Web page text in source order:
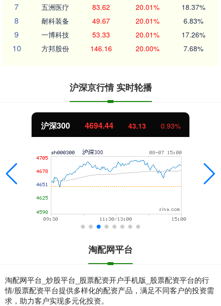
7 五洲医疗 83.62 20.01% 18.37%
8 耐科装备 49.67 20.01% 6.83%
9 一博科技 53.33 20.01% 17.26%
10 方邦股份 146.16 20.00% 7.68%
沪深京行情 实时轮播
沪深300 4694.44 43.13 0.93%
淘配网平台
淘配网平台_炒股平台_股票配资开户手机版_股票配资平台的行
情/股票配资平台提供多样化的配资产品，满足不同客户的投资需
求，助力客户实现多元化投资。